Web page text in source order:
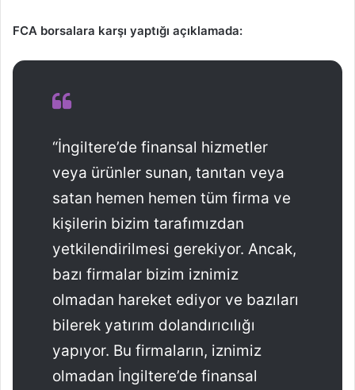
FCA borsalara karşı yaptığı açıklamada:
“İngiltere’de finansal hizmetler
veya ürünler sunan, tanıtan veya
satan hemen hemen tüm firma ve
kişilerin bizim tarafımızdan
yetkilendirilmesi gerekiyor. Ancak,
bazı firmalar bizim iznimiz
olmadan hareket ediyor ve bazıları
bilerek yatırım dolandırıcılığı
yapıyor. Bu firmaların, iznimiz
olmadan İngiltere’de finansal